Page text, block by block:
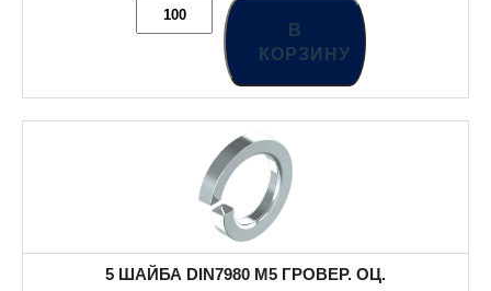
В
КОРЗИНУ
5 ШАЙБА DIN7980 М5 ГРОВЕР. ОЦ.